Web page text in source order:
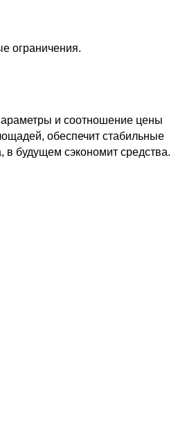
ограничения.
и соотношение цены
обеспечит стабильные
в будущем сэкономит средства.